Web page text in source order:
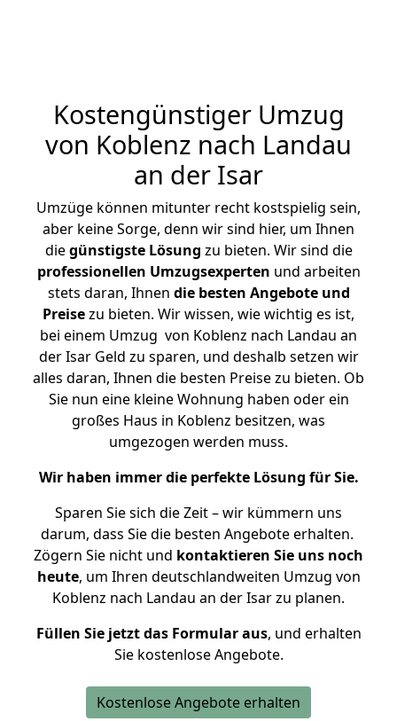
Kostengünstiger Umzug
von Koblenz nach Landau
an der Isar
Umzüge können mitunter recht kostspielig sein,
aber keine Sorge, denn wir sind hier, um Ihnen
diegünstigste Lösung zu bieten. Wir sind die
professionellen Umzugsexperten und arbeiten
stets daran, Ihnen die besten Angebote und
Preisezu bieten. Wir wissen, wie wichtig es ist,
bei einem Umzug von Koblenz nach Landau an
der Isar Geld zu sparen, und deshalb setzen wir
alles daran, Ihnen die besten Preise zu bieten. Ob
Sie nun eine kleine Wohnung haben oder ein
großes Haus in Koblenz besitzen, was
umgezogen werden muss.
Wir haben immer die perfekte Lösung für Sie.
Sparen Sie sich die Zeit – wir kümmern uns
darum, dass Sie die besten Angebote erhalten.
Zögern Sie nicht und kontaktieren Sie uns noch
heute, um Ihren deutschlandweiten Umzug von
Koblenz nach Landau an der Isar zu planen.
Füllen Sie jetzt das Formular aus, und erhalten
Sie kostenlose Angebote.
Kostenlose Angebote erhalten